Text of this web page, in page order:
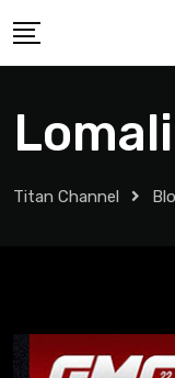
Titan Channel